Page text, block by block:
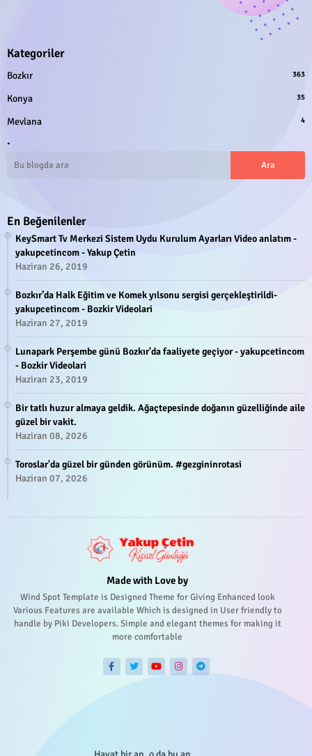
Kategoriler
Bozkır 363
Konya 35
Mevlana 4
.
En Beğenilenler
KeySmart Tv Merkezi Sistem Uydu Kurulum Ayarları Video anlatım -
yakupcetincom - Yakup Çetin
Haziran 26, 2019
Bozkır’da Halk Eğitim ve Komek yılsonu sergisi gerçekleştirildi-
yakupcetincom - Bozkir Videolari
Haziran 27, 2019
Lunapark Perşembe günü Bozkır'da faaliyete geçiyor - yakupcetincom
- Bozkir Videolari
Haziran 23, 2019
Bir tatlı huzur almaya geldik. Ağaçtepesinde doğanın güzelliğinde aile
güzel bir vakit.
Haziran 08, 2026
Toroslar'da güzel bir günden görünüm. #gezgininrotasi
Haziran 07, 2026
Made with Love by
Wind Spot Template is Designed Theme for Giving Enhanced look
Various Features are available Which is designed in User friendly to
handle by Piki Developers. Simple and elegant themes for making it
more comfortable